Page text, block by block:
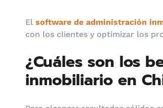
El software de administración
con los clientes y optimizar los
¿Cuáles son los
inmobiliario en